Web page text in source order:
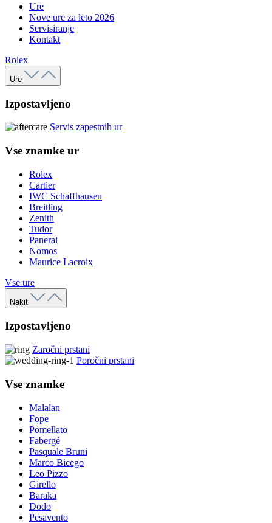
Ure
Nove ure za leto 2026
Servisiranje
Kontakt
Rolex
Ure
Izpostavljeno
Servis zapestnih ur
Vse znamke ur
Rolex
Cartier
IWC Schaffhausen
Breitling
Zenith
Tudor
Panerai
Nomos
Maurice Lacroix
Vse ure
Nakit
Izpostavljeno
Zaročni prstani
Poročni prstani
Vse znamke
Malalan
Fope
Pomellato
Fabergé
Pasquale Bruni
Marco Bicego
Leo Pizzo
Girello
Baraka
Dodo
Pesavento